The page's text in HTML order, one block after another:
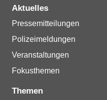
Aktuelles
Pressemitteilungen
Polizeimeldungen
Veranstaltungen
Fokusthemen
Themen